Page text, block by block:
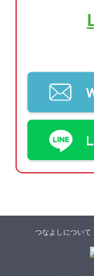
つなよしについて